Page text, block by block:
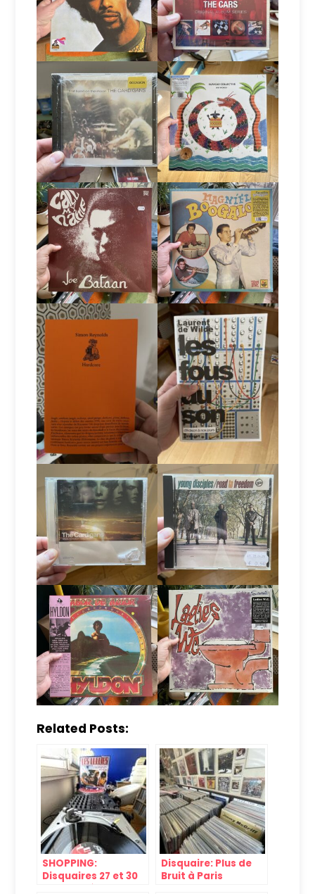
Related Posts:
SHOPPING:
Disquaires 27 et 30
Disquaire: Plus de
Bruit à Paris